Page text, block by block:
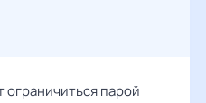
ограничиться парой